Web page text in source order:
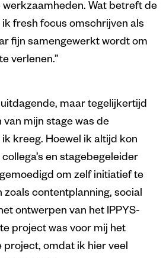
Wat betreft de
fresh focus omschrijven als
fijn samengewerkt wordt om
verlenen.”
uitdagende, maar tegelijkertijd
mijn stage was de
kreeg. Hoewel ik altijd kon
en stagebegeleider
om zelf initiatief te
zoals contentplanning, social
ontwerpen van het IPPYS-
project was voor mij het
project, omdat ik hier veel